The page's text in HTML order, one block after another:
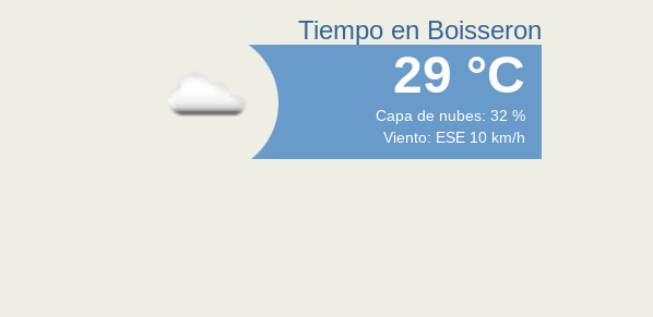
Tiempo en Boisseron
29 °C
Capa de nubes: 32 %
Viento: ESE 10 km/h